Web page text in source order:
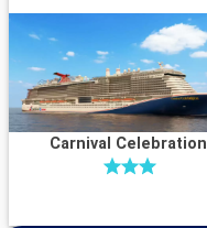
Carnival Celebration